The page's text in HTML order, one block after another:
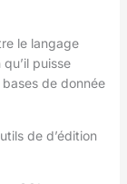
le langage
puisse
de donnée
de d’édition